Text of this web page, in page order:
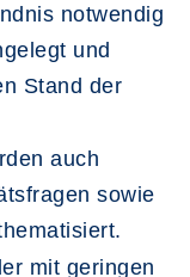
notwendig
und
Stand der
auch
sowie
mit geringen